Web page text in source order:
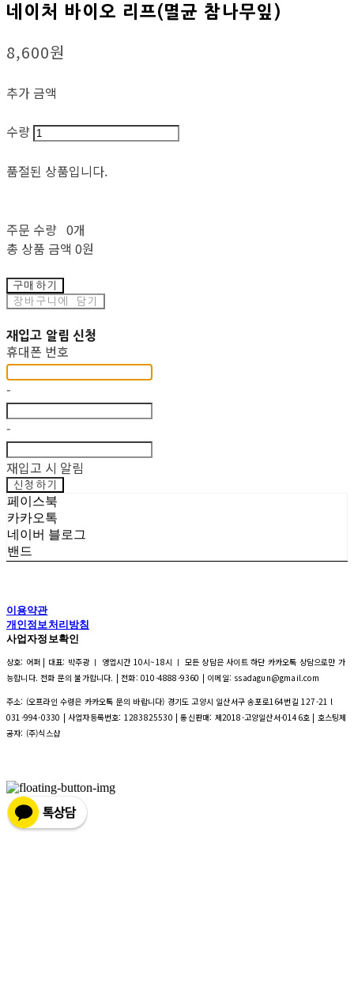
네이처 바이오 리프(멸균 참나무잎)
8,600원
추가 금액
수량
품절된 상품입니다.
주문 수량 0개
총 상품 금액 0원
구매하기
장바구니에 담기
재입고 알림 신청
휴대폰 번호
-
-
재입고 시 알림
신청하기
페이스북
카카오톡
네이버 블로그
밴드
이용약관
개인정보처리방침
사업자정보확인
상호: 어퍼 | 대표: 박주광 ㅣ 영업시간 10시~18시 ㅣ 모든 상담은 사이트 하단 카카오톡 상담으로만 가
능합니다. 전화 문의 불가합니다. | 전화: 010-4888-9360 | 이메일: ssadagun@gmail.com
주소: (오프라인 수령은 카카오톡 문의 바랍니다) 경기도 고양시 일산서구 송포로164번길 127-21 l
031-994-0330 | 사업자등록번호: 1283825530 | 통신판매: 제2018-고양일산서-0146호 | 호스팅제
공자: (주)식스샵